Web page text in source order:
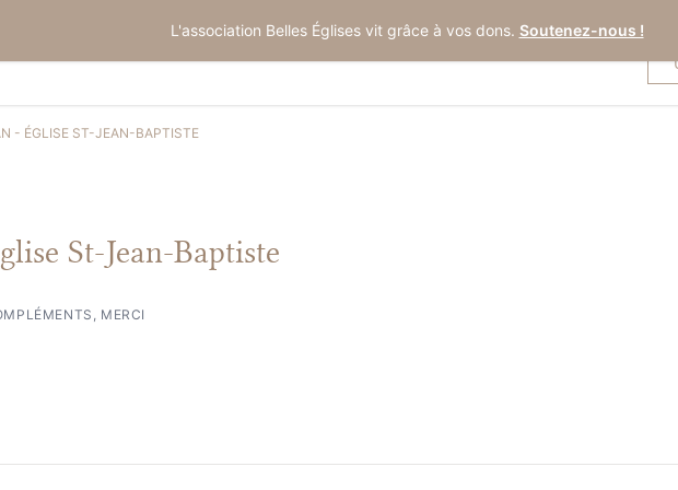
L'association Belles Églises vit grâce à vos dons. Soutenez-nous !
- ÉGLISE ST-JEAN-BAPTISTE
St-Jean-Baptiste
MERCI